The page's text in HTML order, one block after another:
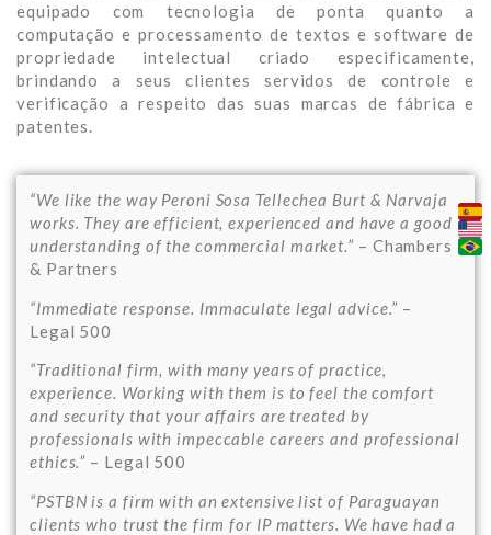
equipado com tecnologia de ponta quanto a
computação e processamento de textos e software de
propriedade intelectual criado especificamente,
brindando a seus clientes servidos de controle e
verificação a respeito das suas marcas de fábrica e
patentes.
“We like the way Peroni Sosa Tellechea Burt & Narvaja
works. They are efficient, experienced and have a good
understanding of the commercial market.” – Chambers
& Partners
“Immediate response. Immaculate legal advice.” –
Legal 500
“Traditional firm, with many years of practice,
experience. Working with them is to feel the comfort
and security that your affairs are treated by
professionals with impeccable careers and professional
ethics.” – Legal 500
“PSTBN is a firm with an extensive list of Paraguayan
clients who trust the firm for IP matters. We have had a